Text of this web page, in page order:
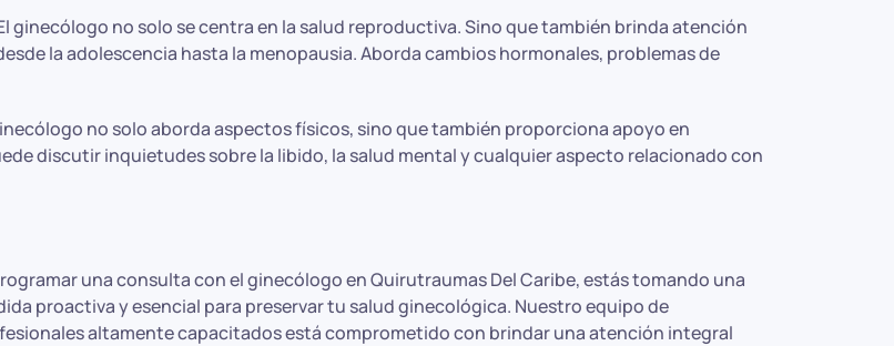
ginecólogo no solo se centra en la salud reproductiva. Sino que también brinda atención
la adolescencia hasta la menopausia. Aborda cambios hormonales, problemas de
no solo aborda aspectos físicos, sino que también proporciona apoyo en
discutir inquietudes sobre la libido, la salud mental y cualquier aspecto relacionado con
una consulta con el ginecólogo en Quirutraumas Del Caribe, estás tomando una
proactiva y esencial para preservar tu salud ginecológica. Nuestro equipo de
altamente capacitados está comprometido con brindar una atención integral